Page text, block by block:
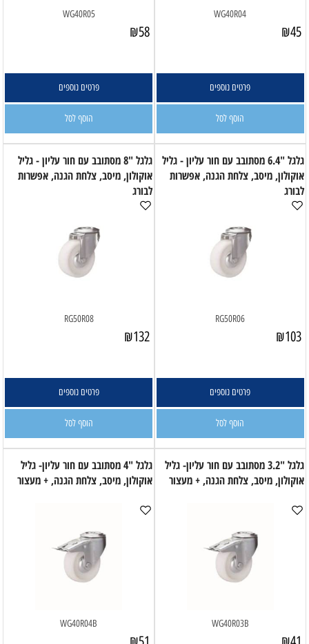
WG40R04
₪45
פרטים נוספים
הוסף לסל
WG40R05
₪58
פרטים נוספים
הוסף לסל
גלגל "6.4 מסתובב עם חור עליון - גליל
אוקולון, מיסב, צלחת הגנה, אפשרות
לבורג
RG50R06
₪103
פרטים נוספים
הוסף לסל
גלגל "8 מסתובב עם חור עליון - גליל
אוקולון, מיסב, צלחת הגנה, אפשרות
לבורג
RG50R08
₪132
פרטים נוספים
הוסף לסל
גלגל "3.2 מסתובב עם חור עליון- גליל
אוקולון, מיסב, צלחת הגנה, + מעצור
WG40R03B
גלגל "4 מסתובב עם חור עליון- גליל
אוקולון, מיסב, צלחת הגנה, + מעצור
WG40R04B